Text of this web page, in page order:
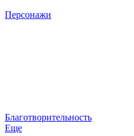
Персонажи
Благотворительность
Еще